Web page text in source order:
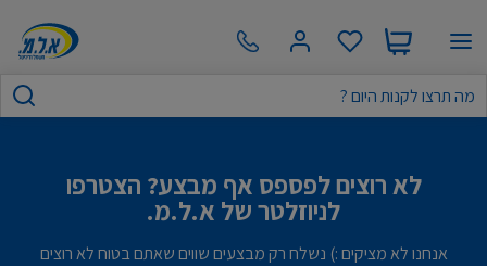
לא רוצים לפספס אף מבצע? הצטרפו
לניוזלטר של א.ל.מ.
אנחנו לא מציקים :) נשלח רק מבצעים שווים שאתם בטוח לא רוצים